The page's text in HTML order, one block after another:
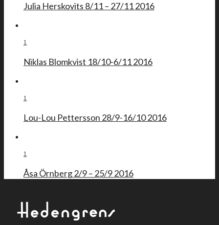
Julia Herskovits 8/11 – 27/11 2016
1
Niklas Blomkvist 18/10-6/11 2016
1
Lou-Lou Pettersson 28/9-16/10 2016
1
Åsa Örnberg 2/9 – 25/9 2016